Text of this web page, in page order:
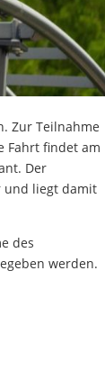
Zur Teilnahme
Fahrt findet am
Der
und liegt damit
des
werden.